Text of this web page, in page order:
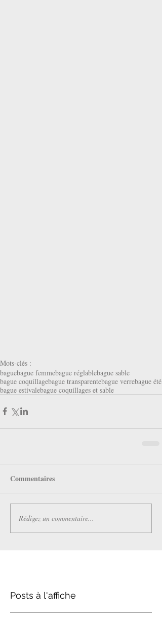
Mots-clés :
baguebague femmebague réglablebague sable
bague coquillagebague transparentebague verrebague été
bague estivalebague coquillages et sable
Commentaires
Rédigez un commentaire...
Posts à l'affiche